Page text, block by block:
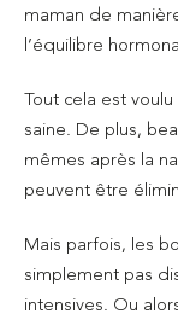
maman de
l’équilibre
Tout cela est
saine. De plus,
mêmes après la
peuvent être
Mais parfois, les
simplement pas
intensives. Ou